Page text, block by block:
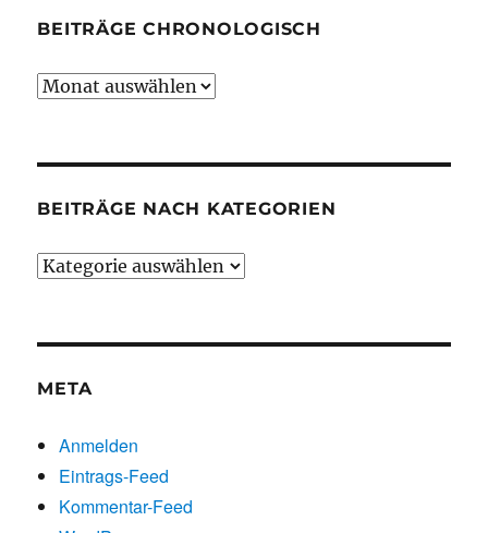
BEITRÄGE CHRONOLOGISCH
Beiträge
BEITRÄGE NACH KATEGORIEN
Beiträge
META
Anmelden
Eintrags-Feed
Kommentar-Feed